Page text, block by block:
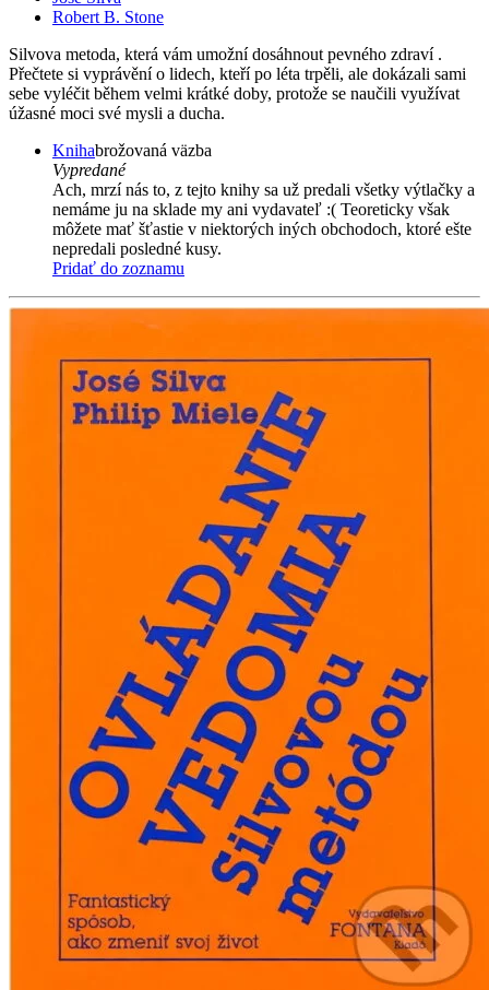
Robert B. Stone
Silvova metoda, která vám umožní dosáhnout pevného zdraví .
Přečtete si vyprávění o lidech, kteří po léta trpěli, ale dokázali sami
sebe vyléčit během velmi krátké doby, protože se naučili využívat
úžasné moci své mysli a ducha.
Knihabrožovaná väzba
Vypredané
Ach, mrzí nás to, z tejto knihy sa už predali všetky výtlačky a
nemáme ju na sklade my ani vydavateľ :( Teoreticky však
môžete mať šťastie v niektorých iných obchodoch, ktoré ešte
nepredali posledné kusy.
Pridať do zoznamu